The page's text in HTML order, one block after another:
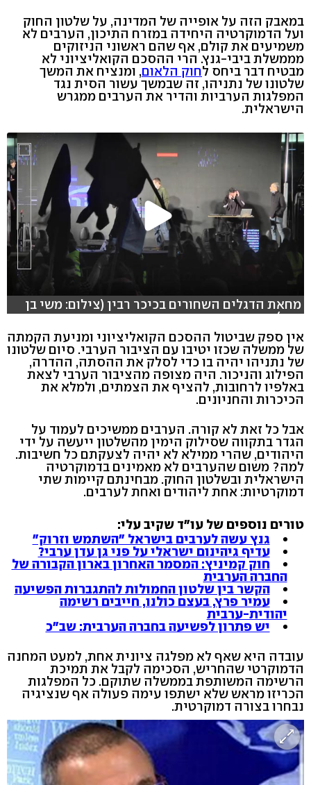
במאבק הזה על אופייה של המדינה, על שלטון החוק
ועל הדמוקרטיה היחידה במזרח התיכון, הערבים לא
משמיעים את קולם, אף שהם ראשוני הניזוקים
מממשלת ביבי-גנץ. הרי ההסכם הקואליציוני לא
מבטיח דבר ביחס לחוק הלאום, ומנציח את המשך
שלטונו של נתניהו, זה שבמשך עשור הסית נגד
המפלגות הערביות והדיר את הערבים ממגרש
הישראלית.
מחאת הדגלים השחורים בכיכר רבין (צילום: משי בן
עמי)
אין ספק שביטול ההסכם הקואליציוני ומניעת הקמתה
של ממשלה שכזו יטיבו עם הציבור הערבי. סיום שלטונו
של נתניהו יהיה בו כדי לסלק את ההסתה, ההדרה,
הפילוג והניכור. היה מצופה מהציבור הערבי לצאת
באלפיו לרחובות, להציף את הצמתים, ולמלא את
הכיכרות והחניונים.
אבל כל זאת לא קורה. הערבים ממשיכים לעמוד על
הגדר בתקווה שסילוק הימין מהשלטון ייעשה על ידי
היהודים, שהרי ממילא לא יהיה לצעקתם כל חשיבות.
למה? משום שהערבים לא מאמינים בדמוקרטיה
הישראלית ובשלטון החוק. מבחינתם קיימות שתי
דמוקרטיות: אחת ליהודים ואחת לערבים.
טורים נוספים של עו"ד שקיב עלי:
גנץ עשה לערבים בישראל "השתמש וזרוק"
עדיף גיהינום ישראלי על פני גן עדן ערבי?
חוק קמיניץ: המסמר האחרון בארון הקבורה של
החברה הערבית
הקשר בין שלטון החמולות להתגברות הפשיעה
עמיר פרץ, בעצם כולנו, חייבים רשימה
יהודית-ערבית
יש פתרון לפשיעה בחברה הערבית: שב"כ
עובדה היא שאף לא מפלגה ציונית אחת, למעט המחנה
הדמוקרטי שהחריש, הסכימה לקבל את תמיכת
הרשימה המשותפת בממשלה שתוקם. כל המפלגות
הכריזו מראש שלא ישתפו עימה פעולה אף שנציגיה
נבחרו בצורה דמוקרטית.